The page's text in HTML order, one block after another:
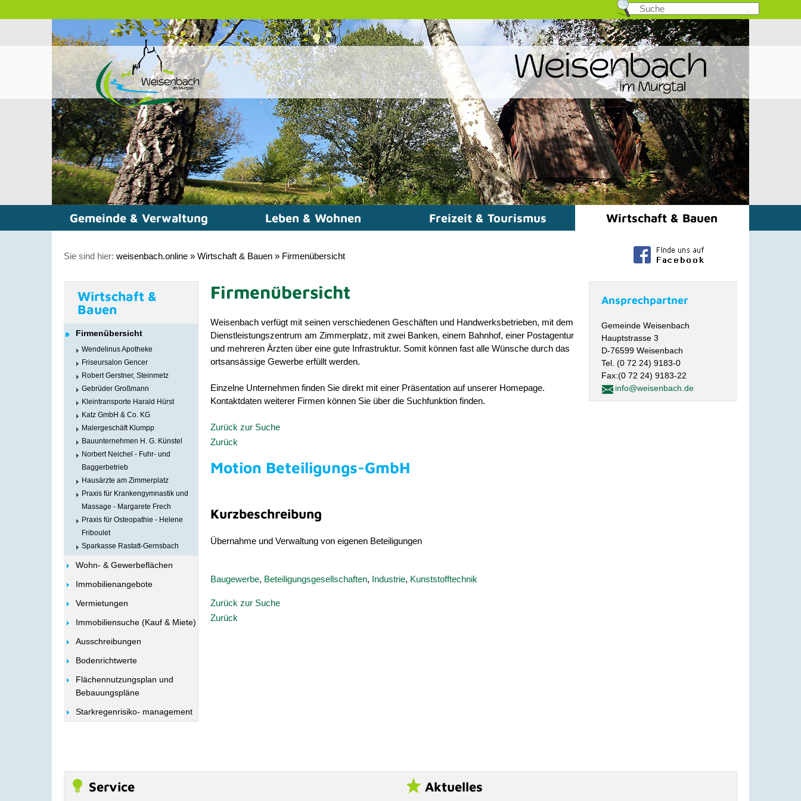
Gemeinde & Verwaltung Leben & Wohnen Freizeit & Tourismus Wirtschaft & Bauen
Sie sind hier: weisenbach.online » Wirtschaft & Bauen » Firmenübersicht
Wirtschaft &
Bauen
Firmenübersicht
Wendelinus Apotheke
Friseursalon Gencer
Robert Gerstner, Steinmetz
Gebrüder Großmann
Kleintransporte Harald Hürst
Katz GmbH & Co. KG
Malergeschäft Klumpp
Bauunternehmen H. G. Künstel
Norbert Neichel - Fuhr- und
Baggerbetrieb
Hausärzte am Zimmerplatz
Praxis für Krankengymnastik und
Massage - Margarete Frech
Praxis für Osteopathie - Helene
Friboulet
Sparkasse Rastatt-Gernsbach
Wohn- & Gewerbeflächen
Immobilienangebote
Vermietungen
Immobiliensuche (Kauf & Miete)
Ausschreibungen
Bodenrichtwerte
Flächennutzungsplan und
Bebauungspläne
Starkregenrisiko- management
Firmenübersicht
Weisenbach verfügt mit seinen verschiedenen Geschäften und Handwerksbetrieben, mit dem
Dienstleistungszentrum am Zimmerplatz, mit zwei Banken, einem Bahnhof, einer Postagentur
und mehreren Ärzten über eine gute Infrastruktur. Somit können fast alle Wünsche durch das
ortsansässige Gewerbe erfüllt werden.
Einzelne Unternehmen finden Sie direkt mit einer Präsentation auf unserer Homepage.
Kontaktdaten weiterer Firmen können Sie über die Suchfunktion finden.
Zurück zur Suche
Zurück
Motion Beteiligungs-GmbH
Kurzbeschreibung
Übernahme und Verwaltung von eigenen Beteiligungen
Baugewerbe, Beteiligungsgesellschaften, Industrie, Kunststofftechnik
Zurück zur Suche
Zurück
Ansprechpartner
Gemeinde Weisenbach
Hauptstrasse 3
D-76599 Weisenbach
Tel. (0 72 24) 9183-0
Fax:(0 72 24) 9183-22
info@weisenbach.de
Service Aktuelles